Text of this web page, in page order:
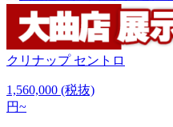
クリナップ セントロ
1,560,000 (税抜)
円~